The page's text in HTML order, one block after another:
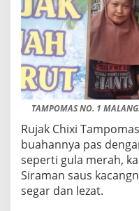
TAMPOMAS NO. 1
Rujak Chixi
buahannya pas
seperti gula merah,
Siraman saus
segar dan lezat.